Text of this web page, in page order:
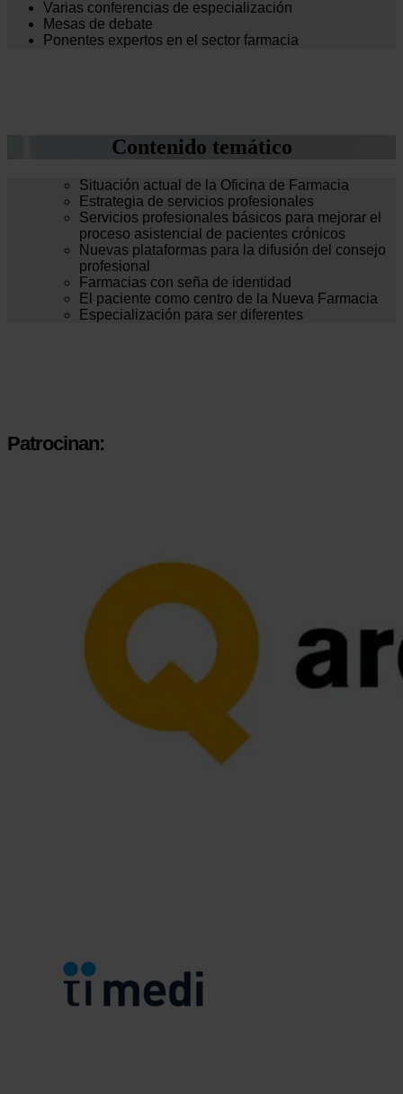
Varias conferencias de especialización
Mesas de debate
Ponentes expertos en el sector farmacia
Contenido temático
Situación actual de la Oficina de Farmacia
Estrategia de servicios profesionales
Servicios profesionales básicos para mejorar el
proceso asistencial de pacientes crónicos
Nuevas plataformas para la difusión del consejo
profesional
Farmacias con seña de identidad
El paciente como centro de la Nueva Farmacia
Especialización para ser diferentes
Patrocinan: